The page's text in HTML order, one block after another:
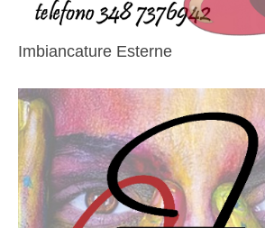
Imbiancature Esterne